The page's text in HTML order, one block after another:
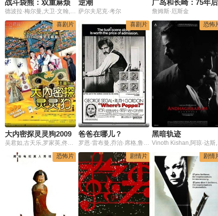
战斗袋熊：双重麻烦
德波拉·梅尔曼,大卫·文翰,艾德·奥克森博尔德,马克·科尔斯·史密斯,伊丽莎白·库伦
逆潮
萨尔夫尼克·考尔
广岛和长崎：75年后
詹姆斯·厄斯金
喜剧片
大内密探灵灵狗2009
吴君如,古天乐,罗家英,佟大为,徐熙媛
喜剧片
爸爸在哪儿？
罗恩·雷布曼,乔治·席格,鲁思·戈登
恐怖
黑暗轨迹
Vinoth Kishan,
恐怖片
剧情片 剧情